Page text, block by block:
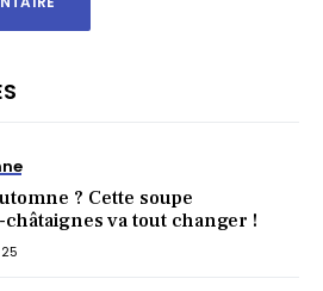
? Cette soupe
va tout changer !